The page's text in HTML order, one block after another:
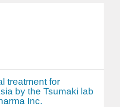
treatment for
by the Tsumaki lab
Inc.